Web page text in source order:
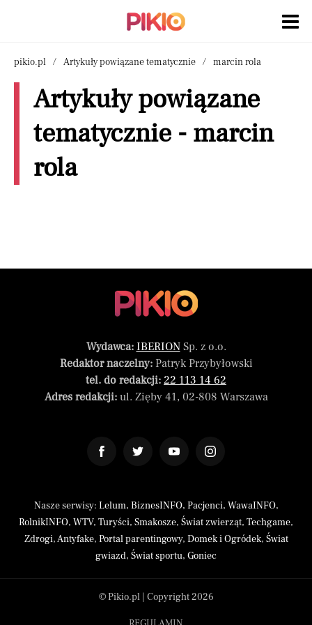
pikio.pl Artykuły powiązane tematycznie marcin rola
Artykuły powiązane
tematycznie - marcin
rola
Wydawca: IBERIONSp. z o.o.
Redaktor naczelny:Patryk Przybyłowski
tel. do redakcji: 22 113 14 62
Adres redakcji:ul. Zięby 41, 02-808 Warszawa
Nasze serwisy: Lelum, BiznesINFO, Pacjenci, WawaINFO,
RolnikINFO, WTV, Turyści, Smakosze, Świat zwierząt, Techgame,
Zdrogi,Antyfake, Portal parentingowy, Domek i Ogródek, Świat
gwiazd, Świat sportu, Goniec
© Pikio.pl | Copyright 2026